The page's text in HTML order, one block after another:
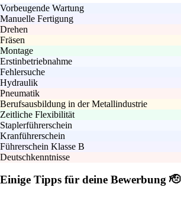
Vorbeugende Wartung
Manuelle Fertigung
Drehen
Fräsen
Montage
Erstinbetriebnahme
Fehlersuche
Hydraulik
Pneumatik
Berufsausbildung in der Metallindustrie
Zeitliche Flexibilität
Staplerführerschein
Kranführerschein
Führerschein Klasse B
Deutschkenntnisse
Einige Tipps für deine Bewerbung 🫡